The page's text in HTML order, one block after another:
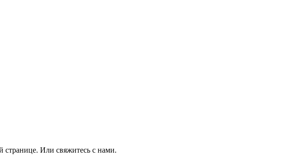
странице. Или свяжитесь с нами.